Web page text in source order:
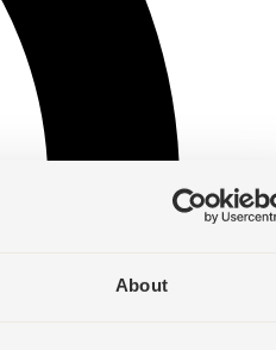
About